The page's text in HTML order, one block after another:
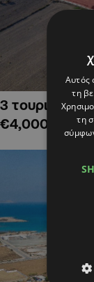
3
€4,000,000
Αυτός
τη
τη